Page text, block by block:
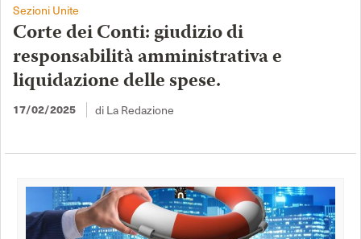
Sezioni Unite
Corte dei Conti: giudizio di
responsabilità amministrativa e
liquidazione delle spese.
17/02/2025 di La Redazione